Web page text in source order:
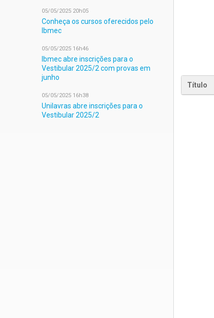
05/05/2025 20h05
Conheça os cursos oferecidos pelo
Ibmec
05/05/2025 16h46
Ibmec abre inscrições para o
Vestibular 2025/2 com provas em
junho
05/05/2025 16h38
Unilavras abre inscrições para o
Vestibular 2025/2
Título